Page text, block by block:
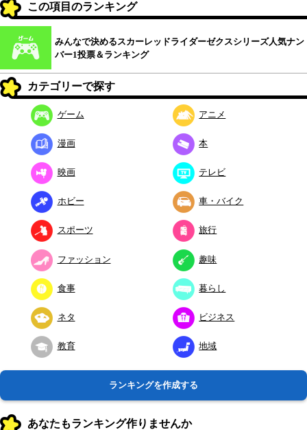
この項目のランキング
みんなで決めるスカーレッドライダーゼクスシリーズ人気ナン
バー1投票＆ランキング
カテゴリーで探す
ゲーム アニメ
漫画 本
映画 テレビ
ホビー 車・バイク
スポーツ 旅行
ファッション 趣味
食事 暮らし
ネタ ビジネス
教育 地域
ランキングを作成する
あなたもランキング作りませんか